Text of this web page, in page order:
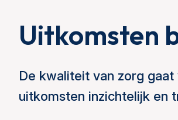
Uitkomsten
De kwaliteit van zorg
uitkomsten inzichtelijk en